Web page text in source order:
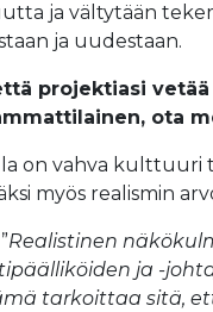
ja vältytään
ja uudestaan.
projektiasi
ota
on vahva kulttuuri
myös realismin
Realistinen
ja -
tarkoittaa sitä,